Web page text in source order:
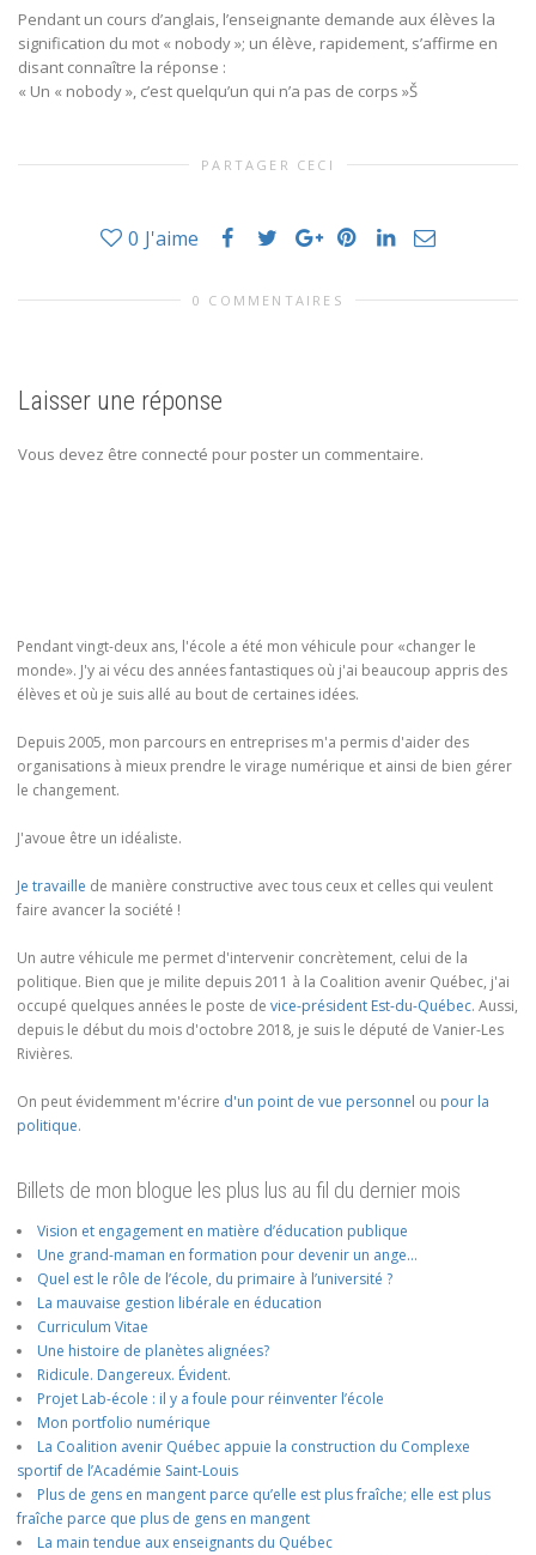
Pendant un cours d’anglais, l’enseignante demande aux élèves la
signification du mot « nobody »; un élève, rapidement, s’affirme en
disant connaître la réponse :
« Un « nobody », c’est quelqu’un qui n’a pas de corps »Š
PARTAGER CECI
0 J'aime
0 COMMENTAIRES
Laisser une réponse
Vous devez être connecté pour poster un commentaire.
Pendant vingt-deux ans, l'école a été mon véhicule pour «changer le
monde». J'y ai vécu des années fantastiques où j'ai beaucoup appris des
élèves et où je suis allé au bout de certaines idées.
Depuis 2005, mon parcours en entreprises m'a permis d'aider des
organisations à mieux prendre le virage numérique et ainsi de bien gérer
le changement.
J'avoue être un idéaliste.
Je travaille de manière constructive avec tous ceux et celles qui veulent
faire avancer la société !
Un autre véhicule me permet d'intervenir concrètement, celui de la
politique. Bien que je milite depuis 2011 à la Coalition avenir Québec, j'ai
occupé quelques années le poste de vice-président Est-du-Québec. Aussi,
depuis le début du mois d'octobre 2018, je suis le député de Vanier-Les
Rivières.
On peut évidemment m'écrire d'un point de vue personnel ou pour la
politique.
Billets de mon blogue les plus lus au fil du dernier mois
Vision et engagement en matière d’éducation publique
Une grand-maman en formation pour devenir un ange…
Quel est le rôle de l’école, du primaire à l’université ?
La mauvaise gestion libérale en éducation
Curriculum Vitae
Une histoire de planètes alignées?
Ridicule. Dangereux. Évident.
Projet Lab-école : il y a foule pour réinventer l’école
Mon portfolio numérique
La Coalition avenir Québec appuie la construction du Complexe
sportif de l’Académie Saint-Louis
Plus de gens en mangent parce qu’elle est plus fraîche; elle est plus
fraîche parce que plus de gens en mangent
La main tendue aux enseignants du Québec